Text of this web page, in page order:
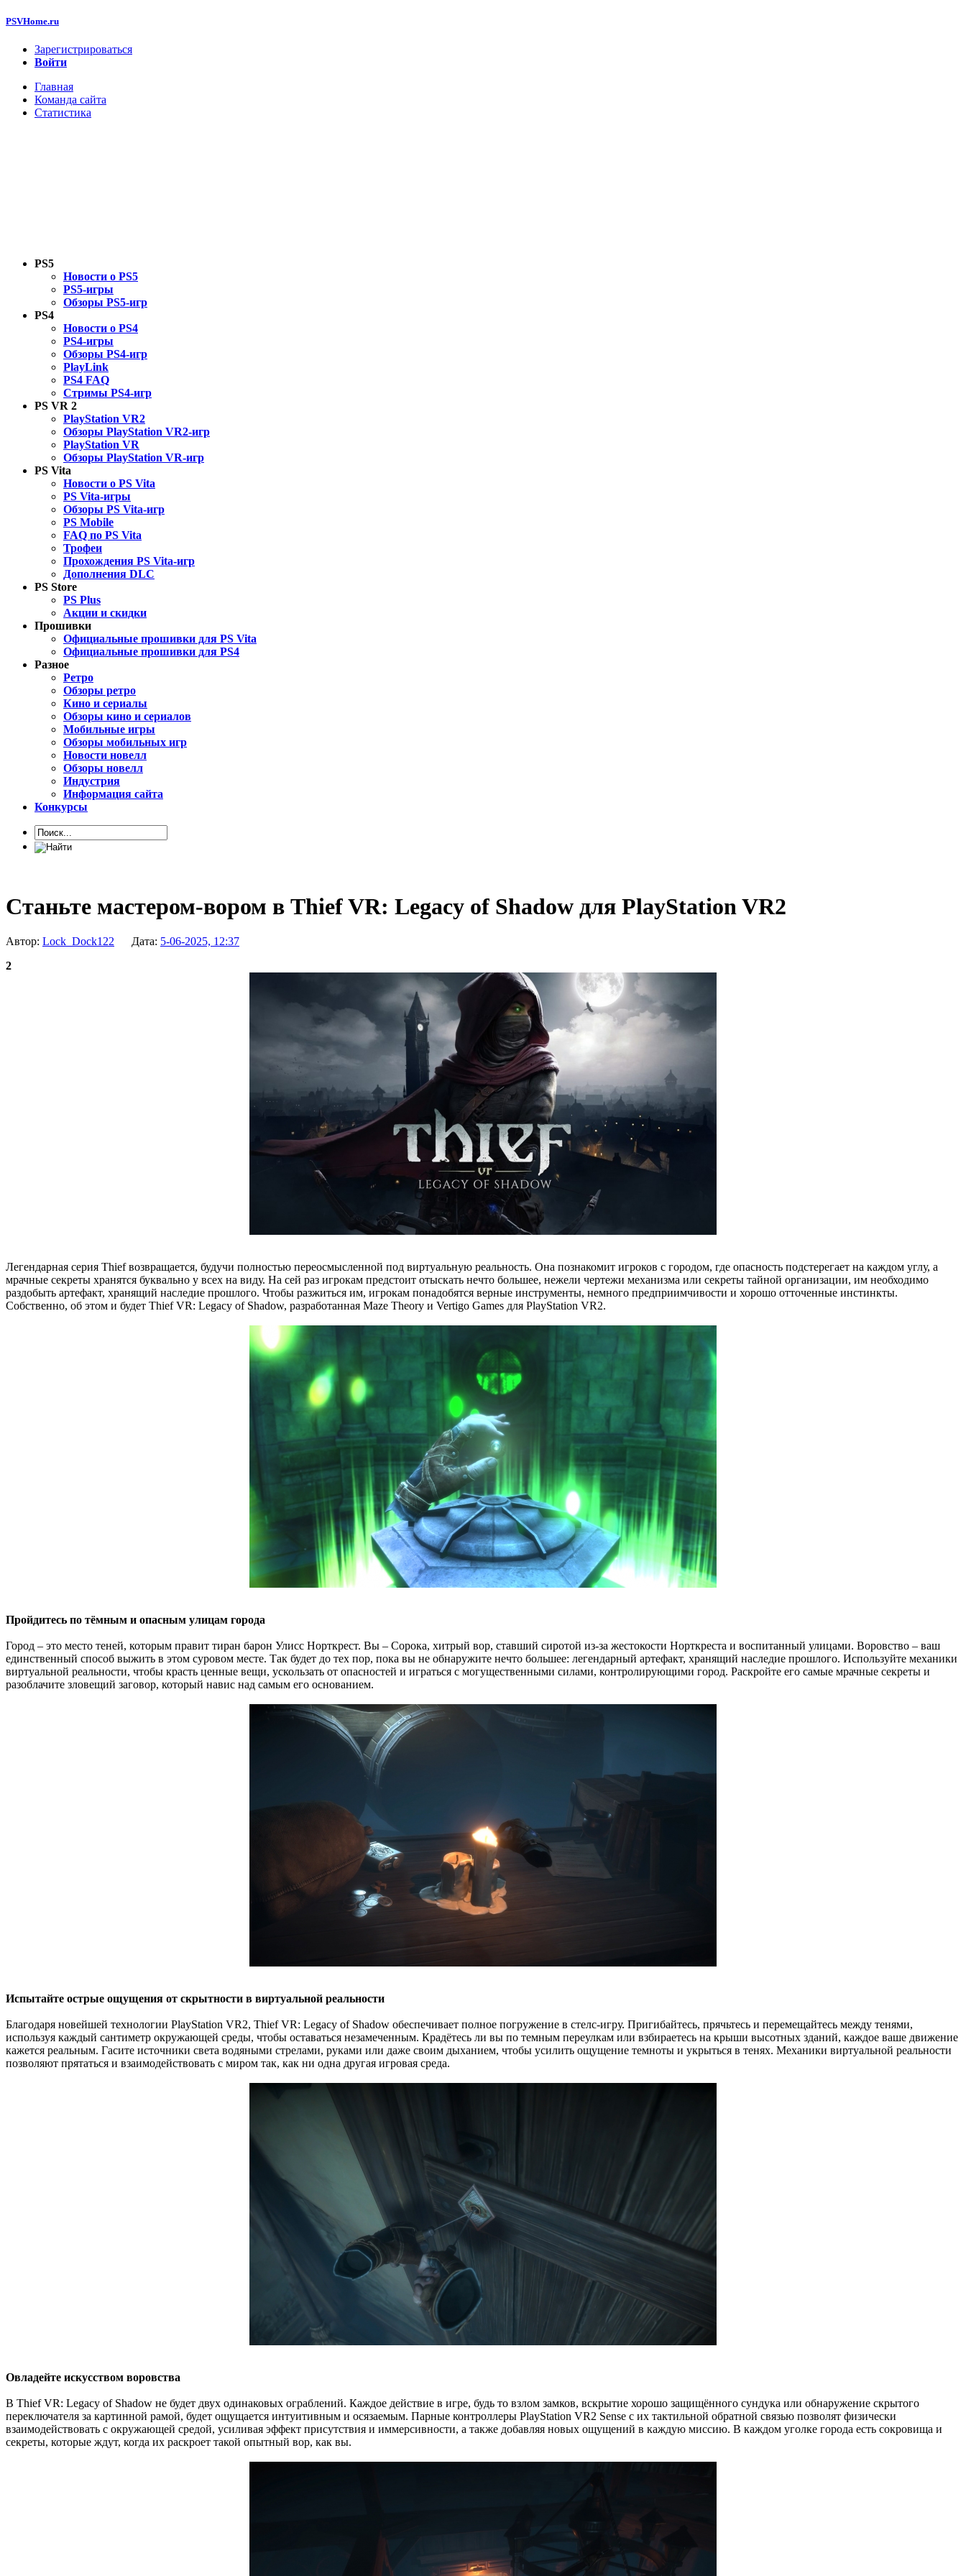
PSVHome.ru
Зарегистрироваться
Войти
Главная
Команда сайта
Статистика
PS5
Новости о PS5
PS5-игры
Обзоры PS5-игр
PS4
Новости о PS4
PS4-игры
Обзоры PS4-игр
PlayLink
PS4 FAQ
Стримы PS4-игр
PS VR 2
PlayStation VR2
Обзоры PlayStation VR2-игр
PlayStation VR
Обзоры PlayStation VR-игр
PS Vita
Новости о PS Vita
PS Vita-игры
Обзоры PS Vita-игр
PS Mobile
FAQ по PS Vita
Трофеи
Прохождения PS Vita-игр
Дополнения DLC
PS Store
PS Plus
Акции и скидки
Прошивки
Официальные прошивки для PS Vita
Официальные прошивки для PS4
Разное
Ретро
Обзоры ретро
Кино и сериалы
Обзоры кино и сериалов
Мобильные игры
Обзоры мобильных игр
Новости новелл
Обзоры новелл
Индустрия
Информация сайта
Конкурсы
Станьте мастером-вором в Thief VR: Legacy of Shadow для PlayStation VR2
Автор: Lock_Dock122 Дата: 5-06-2025, 12:37
2
Легендарная серия Thief возвращается, будучи полностью переосмысленной под виртуальную реальность. Она познакомит игроков с городом, где опасность подстерегает на каждом углу, а
мрачные секреты хранятся буквально у всех на виду. На сей раз игрокам предстоит отыскать нечто большее, нежели чертежи механизма или секреты тайной организации, им необходимо
раздобыть артефакт, хранящий наследие прошлого. Чтобы разжиться им, игрокам понадобятся верные инструменты, немного предприимчивости и хорошо отточенные инстинкты.
Собственно, об этом и будет Thief VR: Legacy of Shadow, разработанная Maze Theory и Vertigo Games для PlayStation VR2.
Пройдитесь по тёмным и опасным улицам города
Город – это место теней, которым правит тиран барон Улисс Норткрест. Вы – Сорока, хитрый вор, ставший сиротой из-за жестокости Норткреста и воспитанный улицами. Воровство – ваш
единственный способ выжить в этом суровом месте. Так будет до тех пор, пока вы не обнаружите нечто большее: легендарный артефакт, хранящий наследие прошлого. Используйте механики
виртуальной реальности, чтобы красть ценные вещи, ускользать от опасностей и играться с могущественными силами, контролирующими город. Раскройте его самые мрачные секреты и
разоблачите зловещий заговор, который навис над самым его основанием.
Испытайте острые ощущения от скрытности в виртуальной реальности
Благодаря новейшей технологии PlayStation VR2, Thief VR: Legacy of Shadow обеспечивает полное погружение в стелс-игру. Пригибайтесь, прячьтесь и перемещайтесь между тенями,
используя каждый сантиметр окружающей среды, чтобы оставаться незамеченным. Крадётесь ли вы по темным переулкам или взбираетесь на крыши высотных зданий, каждое ваше движение
кажется реальным. Гасите источники света водяными стрелами, руками или даже своим дыханием, чтобы усилить ощущение темноты и укрыться в тенях. Механики виртуальной реальности
позволяют прятаться и взаимодействовать с миром так, как ни одна другая игровая среда.
Овладейте искусством воровства
В Thief VR: Legacy of Shadow не будет двух одинаковых ограблений. Каждое действие в игре, будь то взлом замков, вскрытие хорошо защищённого сундука или обнаружение скрытого
переключателя за картинной рамой, будет ощущается интуитивным и осязаемым. Парные контроллеры PlayStation VR2 Sense с их тактильной обратной связью позволят физически
взаимодействовать с окружающей средой, усиливая эффект присутствия и иммерсивности, а также добавляя новых ощущений в каждую миссию. В каждом уголке города есть сокровища и
секреты, которые ждут, когда их раскроет такой опытный вор, как вы.